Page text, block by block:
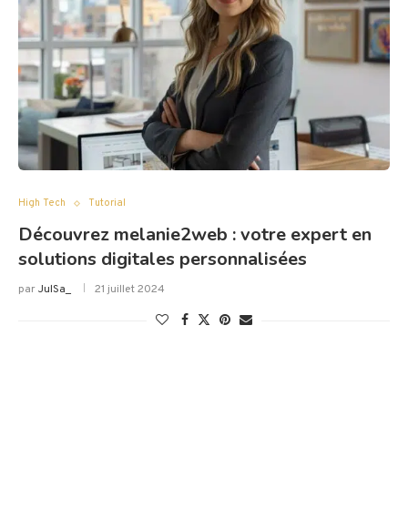
High Tech Tutorial
Découvrez melanie2web : votre expert en
solutions digitales personnalisées
parJulSa_ 21 juillet 2024